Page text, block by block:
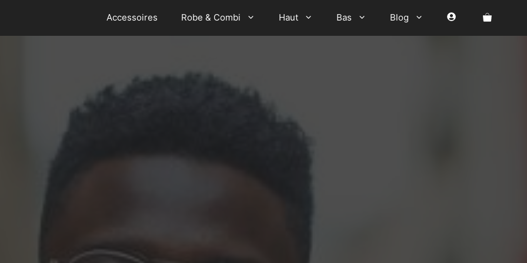
Accessoires Robe & Combi Haut Bas Blog